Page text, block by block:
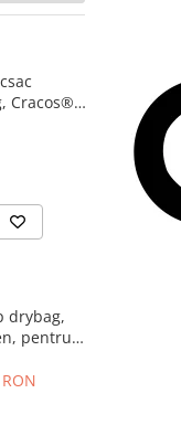
Cracos®,
infasat,
drybag,
pentru